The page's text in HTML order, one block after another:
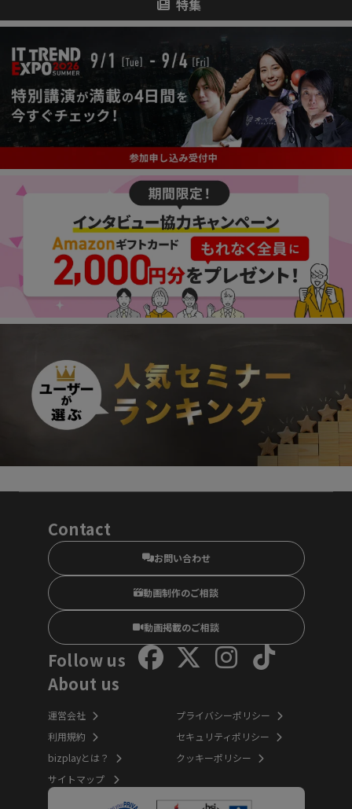
特集
Contact
お問い合わせ
動画制作のご相談
動画掲載のご相談
Follow us
About us
運営会社
利用規約
bizplayとは？
サイトマップ
プライバシーポリシー
セキュリティポリシー
クッキーポリシー